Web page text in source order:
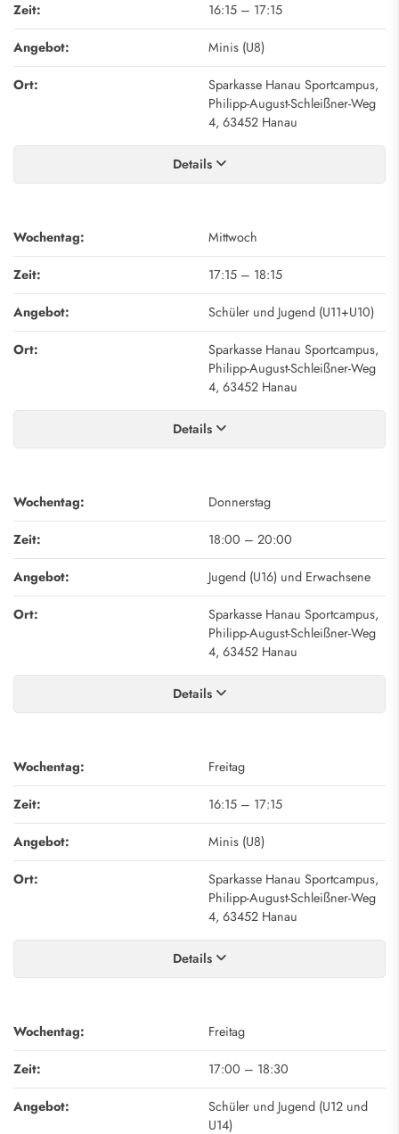
Zeit: 16:15 – 17:15
Angebot: Minis (U8)
Ort:
Sparkasse Hanau Sportcampus,
Philipp-August-Schleißner-Weg
4, 63452 Hanau
Details
Wochentag: Mittwoch
Zeit: 17:15 – 18:15
Angebot: Schüler und Jugend (U11+U10)
Ort:
Sparkasse Hanau Sportcampus,
Philipp-August-Schleißner-Weg
4, 63452 Hanau
Details
Wochentag: Donnerstag
Zeit: 18:00 – 20:00
Angebot: Jugend (U16) und Erwachsene
Ort:
Sparkasse Hanau Sportcampus,
Philipp-August-Schleißner-Weg
4, 63452 Hanau
Details
Wochentag: Freitag
Zeit: 16:15 – 17:15
Angebot: Minis (U8)
Ort:
Sparkasse Hanau Sportcampus,
Philipp-August-Schleißner-Weg
4, 63452 Hanau
Details
Wochentag: Freitag
Zeit: 17:00 – 18:30
Angebot:
Schüler und Jugend (U12 und
U14)